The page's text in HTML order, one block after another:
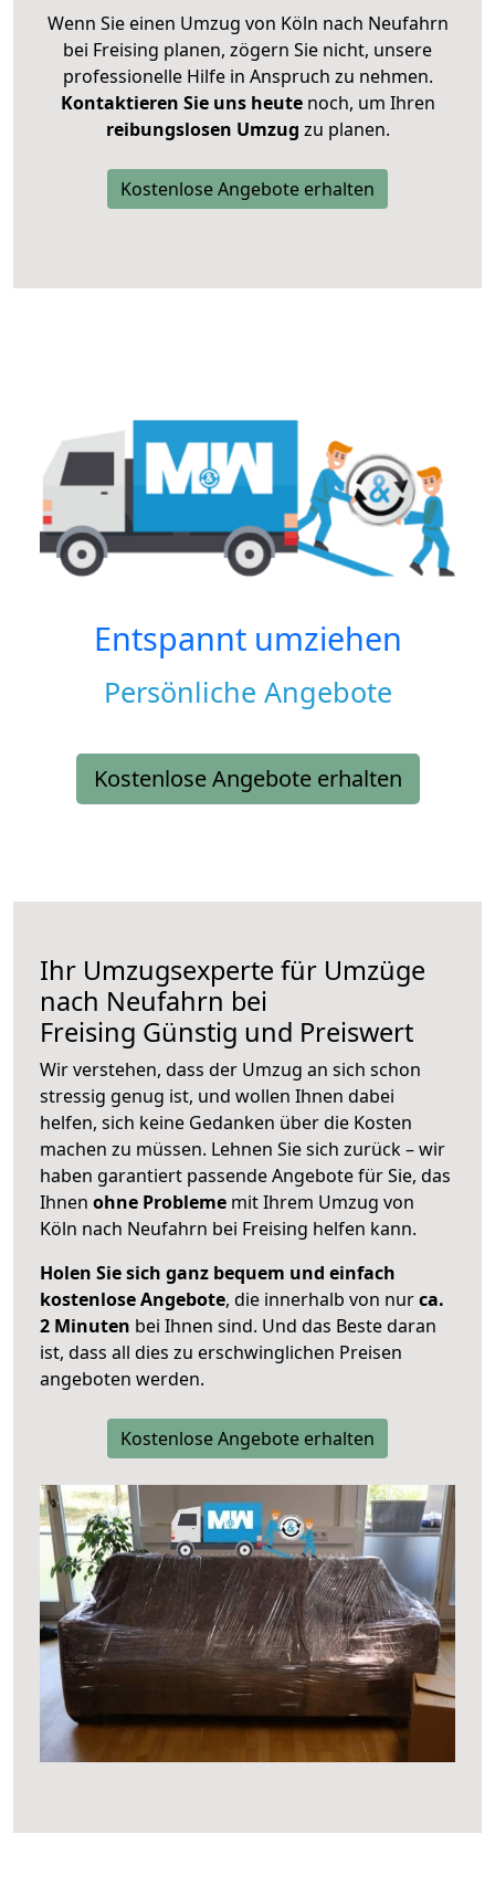
Wenn Sie einen Umzug von Köln nach Neufahrn
bei Freising planen, zögern Sie nicht, unsere
professionelle Hilfe in Anspruch zu nehmen.
Kontaktieren Sie uns heutenoch, um Ihren
reibungslosen Umzug zu planen.
Kostenlose Angebote erhalten
Entspannt umziehen
Persönliche Angebote
Kostenlose Angebote erhalten
Ihr Umzugsexperte für Umzüge
nach Neufahrn bei
Freising Günstig und Preiswert
Wir verstehen, dass der Umzug an sich schon
stressig genug ist, und wollen Ihnen dabei
helfen, sich keine Gedanken über die Kosten
machen zu müssen. Lehnen Sie sich zurück – wir
haben garantiert passende Angebote für Sie, das
Ihnen ohne Probleme mit Ihrem Umzug von
Köln nach Neufahrn bei Freising helfen kann.
Holen Sie sich ganz bequem und einfach
kostenlose Angebote, die innerhalb von nurca.
2 Minuten bei Ihnen sind. Und das Beste daran
ist, dass all dies zu erschwinglichen Preisen
angeboten werden.
Kostenlose Angebote erhalten